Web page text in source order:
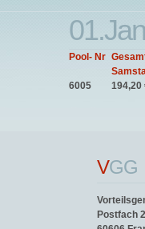
Pool- Nr
6005
194,20
VGG
Postfach